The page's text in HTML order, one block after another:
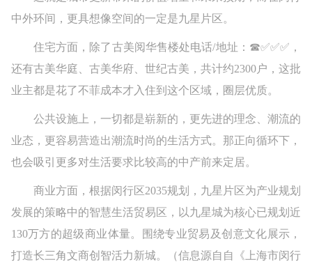
中外环间，更具想像空间的一定是九星片区。
住宅方面，除了古美阅华售楼处电话/地址：☎✅✅✅，
还有古美华庭、古美华府、世纪古美，共计约2300户，这批
业主都是花了不菲成本才入住到这个区域，圈层优质。
公共设施上，一切都是崭新的，更先进的理念、潮流的
业态，更容易营造出潮流时尚的生活方式。那正向循环下，
也会吸引更多对生活要求比较高的中产前来定居。
商业方面，根据闵行区2035规划，九星片区为产业规划
发展的策略中的智慧生活贸易区，以九星城为核心已规划近
130万方的超级商业体量。围绕专业贸易及创意文化展示，
打造长三角文商创智活力新城。（信息源自自《上海市闵行